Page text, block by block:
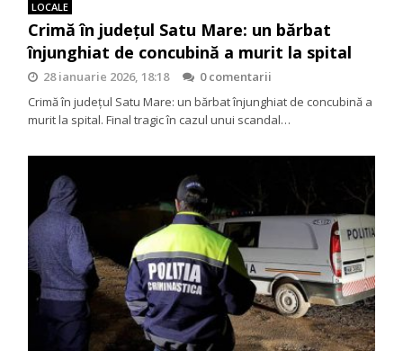
LOCALE
Crimă în județul Satu Mare: un bărbat
înjunghiat de concubină a murit la spital
28 ianuarie 2026, 18:18
0 comentarii
Crimă în județul Satu Mare: un bărbat înjunghiat de concubină a
murit la spital. Final tragic în cazul unui scandal…